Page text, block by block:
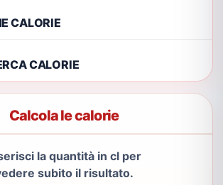
CALORIE
CALORIE
Calcola le calorie
la quantità in cl per
subito il risultato.